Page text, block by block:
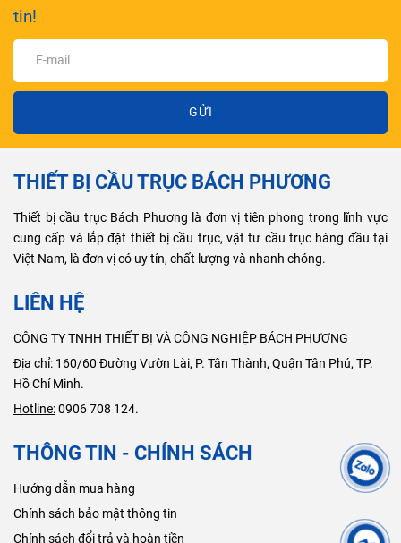
tin!
GỬI
THIẾT BỊ CẦU TRỤC BÁCH PHƯƠNG
Thiết bị cầu trục Bách Phương là đơn vị tiên phong trong lĩnh vực
cung cấp và lắp đặt thiết bị cầu trục, vật tư cầu trục hàng đầu tại
Việt Nam, là đơn vị có uy tín, chất lượng và nhanh chóng.
LIÊN HỆ
CÔNG TY TNHH THIẾT BỊ VÀ CÔNG NGHIỆP BÁCH PHƯƠNG
Địa chỉ: 160/60 Đường Vườn Lài, P. Tân Thành, Quận Tân Phú, TP.
Hồ Chí Minh.
Hotline:0906 708 124.
THÔNG TIN - CHÍNH SÁCH
Hướng dẫn mua hàng
Chính sách bảo mật thông tin
Chính sách đổi trả và hoàn tiền